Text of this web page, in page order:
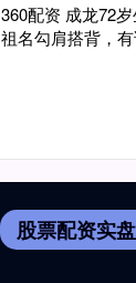
360配资 成龙72
祖名勾肩搭背，
股票配资实盘